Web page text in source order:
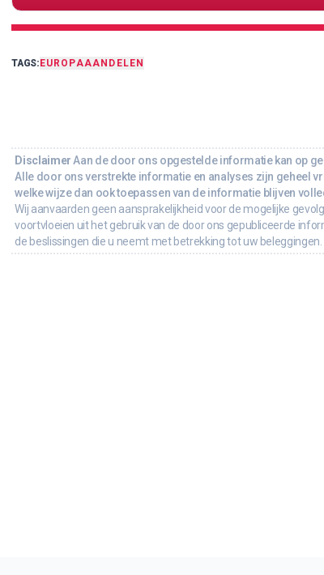
TAGS: EUROPAAANDELEN
Disclaimer Aan de door ons opgestelde informatie kan op
Alle door ons verstrekte informatie en analyses zijn geheel
welke wijze dan ook toepassen van de informatie blijven
Wij aanvaarden geen aansprakelijkheid voor de mogelijke
voortvloeien uit het gebruik van de door ons gepubliceerde
de beslissingen die u neemt met betrekking tot uw beleggingen.